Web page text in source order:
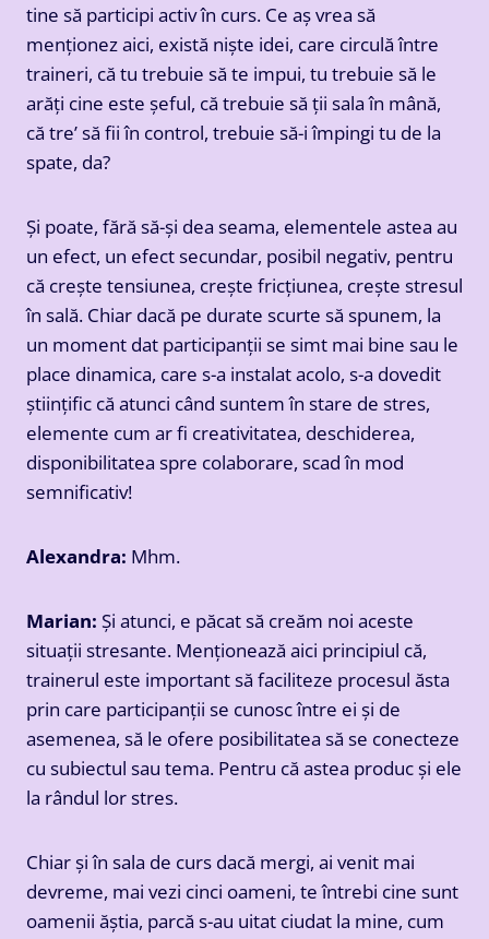
tine să participi activ în curs. Ce aș vrea să
menționez aici, există niște idei, care circulă între
traineri, că tu trebuie să te impui, tu trebuie să le
arăți cine este șeful, că trebuie să ții sala în mână,
că tre’ să fii în control, trebuie să-i împingi tu de la
spate, da?
Și poate, fără să-și dea seama, elementele astea au
un efect, un efect secundar, posibil negativ, pentru
că crește tensiunea, crește fricțiunea, crește stresul
în sală. Chiar dacă pe durate scurte să spunem, la
un moment dat participanții se simt mai bine sau le
place dinamica, care s-a instalat acolo, s-a dovedit
științific că atunci când suntem în stare de stres,
elemente cum ar fi creativitatea, deschiderea,
disponibilitatea spre colaborare, scad în mod
semnificativ!
Alexandra: Mhm.
Marian: Și atunci, e păcat să creăm noi aceste
situații stresante. Menționează aici principiul că,
trainerul este important să faciliteze procesul ăsta
prin care participanții se cunosc între ei și de
asemenea, să le ofere posibilitatea să se conecteze
cu subiectul sau tema. Pentru că astea produc și ele
la rândul lor stres.
Chiar și în sala de curs dacă mergi, ai venit mai
devreme, mai vezi cinci oameni, te întrebi cine sunt
oamenii ăștia, parcă s-au uitat ciudat la mine, cum